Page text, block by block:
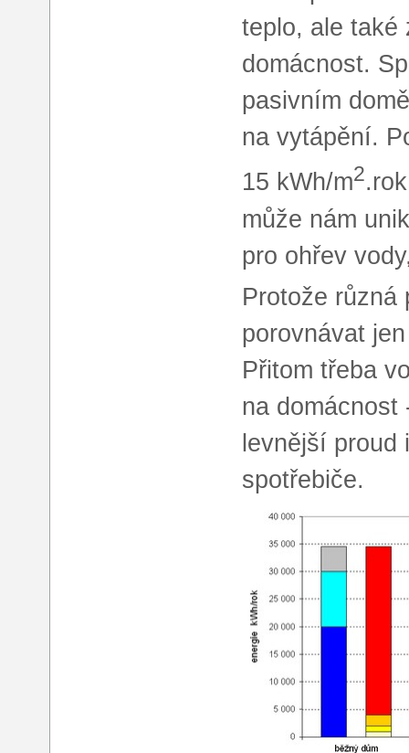
teplo, ale také
domácnost.
pasivním
na vytápění.
15 kWh/m2
může nám
pro ohřev
Protože různá
porovnávat
Přitom třeba
na
levnější proud
spotřebiče.